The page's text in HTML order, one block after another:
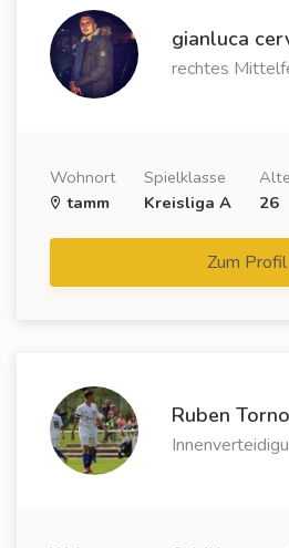
gianluca
rechtes
Wohnort
tamm
Spielklasse
Kreisliga A
26
Zum Profil
Ruben